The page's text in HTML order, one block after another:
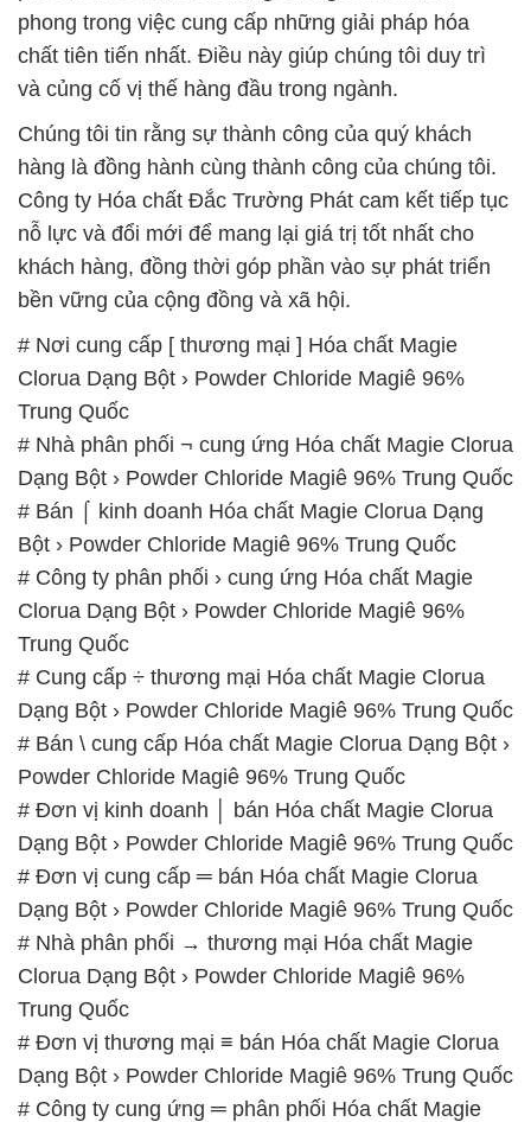
phong trong việc cung cấp những giải pháp hóa
chất tiên tiến nhất. Điều này giúp chúng tôi duy trì
và củng cố vị thế hàng đầu trong ngành.
Chúng tôi tin rằng sự thành công của quý khách
hàng là đồng hành cùng thành công của chúng tôi.
Công ty Hóa chất Đắc Trường Phát cam kết tiếp tục
nỗ lực và đổi mới để mang lại giá trị tốt nhất cho
khách hàng, đồng thời góp phần vào sự phát triển
bền vững của cộng đồng và xã hội.
# Nơi cung cấp [ thương mại ] Hóa chất Magie
Clorua Dạng Bột › Powder Chloride Magiê 96%
Trung Quốc
# Nhà phân phối ¬ cung ứng Hóa chất Magie Clorua
Dạng Bột › Powder Chloride Magiê 96% Trung Quốc
# Bán ⌠ kinh doanh Hóa chất Magie Clorua Dạng
Bột › Powder Chloride Magiê 96% Trung Quốc
# Công ty phân phối › cung ứng Hóa chất Magie
Clorua Dạng Bột › Powder Chloride Magiê 96%
Trung Quốc
# Cung cấp ÷ thương mại Hóa chất Magie Clorua
Dạng Bột › Powder Chloride Magiê 96% Trung Quốc
# Bán \ cung cấp Hóa chất Magie Clorua Dạng Bột ›
Powder Chloride Magiê 96% Trung Quốc
# Đơn vị kinh doanh │ bán Hóa chất Magie Clorua
Dạng Bột › Powder Chloride Magiê 96% Trung Quốc
# Đơn vị cung cấp ═ bán Hóa chất Magie Clorua
Dạng Bột › Powder Chloride Magiê 96% Trung Quốc
# Nhà phân phối → thương mại Hóa chất Magie
Clorua Dạng Bột › Powder Chloride Magiê 96%
Trung Quốc
# Đơn vị thương mại ≡ bán Hóa chất Magie Clorua
Dạng Bột › Powder Chloride Magiê 96% Trung Quốc
# Công ty cung ứng ═ phân phối Hóa chất Magie